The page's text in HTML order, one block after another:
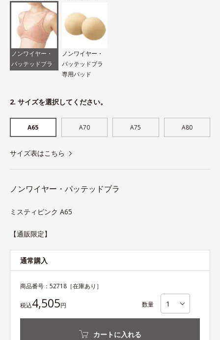
ノンワイヤー・
パッテッドブラ
ノンワイヤー・
パッテッドブラ
専用パッド
2. サイズを選択してください。
A65 A70 A75 A80
サイズ表はこちら
ノンワイヤー・パッテッドブラ
ミスティピンク A65
【通販限定】
通常購入
商品番号： 52718 ［在庫あり］
税込4,505円 数量
カートに入れる